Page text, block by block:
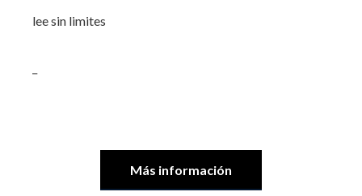
lee sin limites
Más información